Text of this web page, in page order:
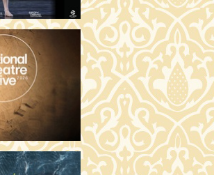
JEGYVÁSÁRLÁS
JEGYVÁSÁRLÁS